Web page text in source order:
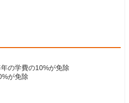
の学費の10%が免除
が免除